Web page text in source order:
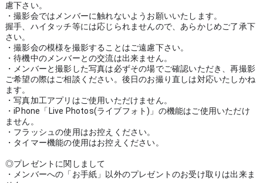
慮下さい。
・撮影会ではメンバーに触れないようお願いいたします。
握手、ハイタッチ等には応じられませんので、あらかじめご了承下
さい。
・撮影会の模様を撮影することはご遠慮下さい。
・待機中のメンバーとの交流は出来ません。
・メンバーと撮影した写真は必ずその場でご確認いただき、再撮影
ご希望の際はご相談ください。後日のお撮り直しは対応いたしかね
ます。
・写真加工アプリはご使用いただけません。
・iPhone「Live Photos(ライブフォト)」の機能はご使用いただけ
ません。
・フラッシュの使用はお控えください。
・タイマー機能の使用はお控えください。
◎プレゼントに関しまして
・メンバーへの「お手紙」以外のプレゼントのお受け取りは出来ま